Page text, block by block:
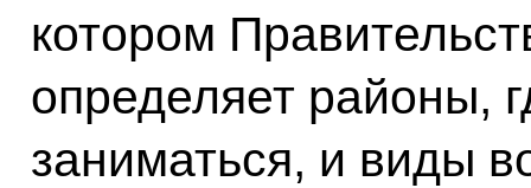
котором
определяет районы,
заниматься, и виды